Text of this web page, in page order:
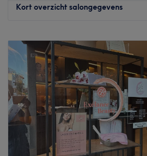
Kort overzicht salongegevens
Dinsdag
Woensdag
Donderdag
Vrijdag
Zaterdag
Zondag
In de Baillet Latourlei, in het hart van
schoonheidssalon Approaching Nature
kunnen in dit salon terecht voor